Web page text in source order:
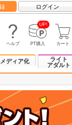
ログイン
ヘルプ
UP!
PT購入 カート
メディア化
ライト
アダルト